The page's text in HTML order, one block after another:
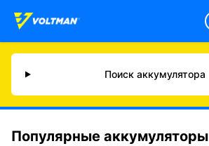
Поиск аккумулятора
Популярные аккумуляторы